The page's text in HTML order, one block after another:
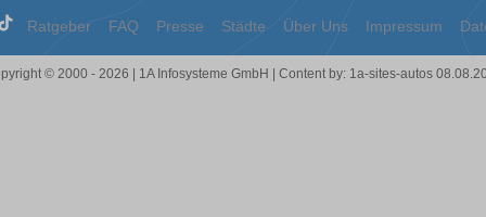
Ratgeber FAQ Presse Städte Über Uns Impressum
© 2000 - 2026 | 1A Infosysteme GmbH | Content by: 1a-sites-autos